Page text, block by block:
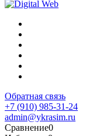
Обратная связь
+7 (910) 985-31-24
admin@ykrasim.ru
Сравнение0